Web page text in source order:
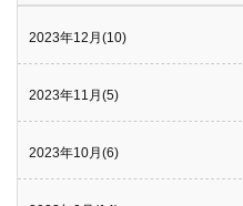
2023年12月(10)
2023年11月(5)
2023年10月(6)